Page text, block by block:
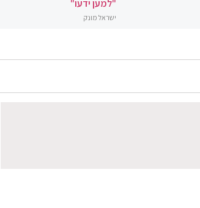
"למען ידעו"
ישראל מונק